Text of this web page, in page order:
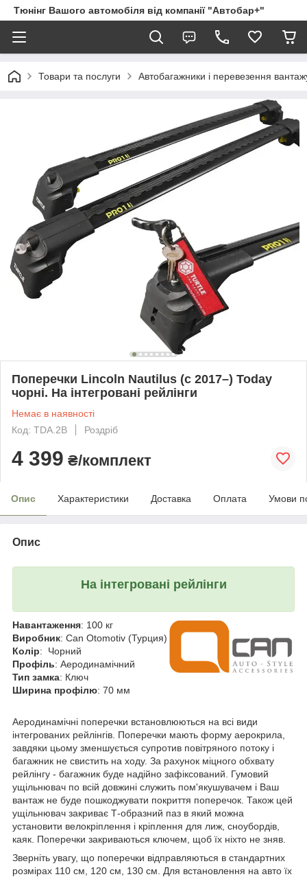
Тюнінг Вашого автомобіля від компанії "Автобар+"
Товари та послуги Автобагажники і перевезення
Поперечки Lincoln Nautilus (c 2017–) Today
чорні. На інтегровані рейлінги
Немає в наявності
Код: TDA.2B
Роздріб
4 399 ₴/комплект
Опис Характеристики Доставка Оплата Умови
Опис
На інтегровані рейлінги
Навантаження: 100 кг
Виробник: Can Otomotiv (Турция)
Колір: Чорний
Профіль: Аеродинамічний
Тип замка: Ключ
Ширина профілю: 70 мм
Аеродинамічні поперечки встановлюються на всі види
інтегрованих рейлінгів. Поперечки мають форму аерокрила,
завдяки цьому зменшується супротив повітряного потоку і
багажник не свистить на ходу. За рахунок міцного обхвату
рейлінгу - багажник буде надійно зафіксований. Гумовий
ущільнювач по всій довжині служить пом'якушувачем і Ваш
вантаж не буде пошкоджувати покриття поперечок. Також цей
ущільнювач закриває Т-образний паз в який можна
установити велокріплення і кріплення для лиж, сноубордів,
каяк. Поперечки закриваються ключем, щоб їх ніхто не зняв.
Зверніть увагу, що поперечки відправляються в стандартних
розмірах 110 см, 120 см, 130 см. Для встановлення на авто їх